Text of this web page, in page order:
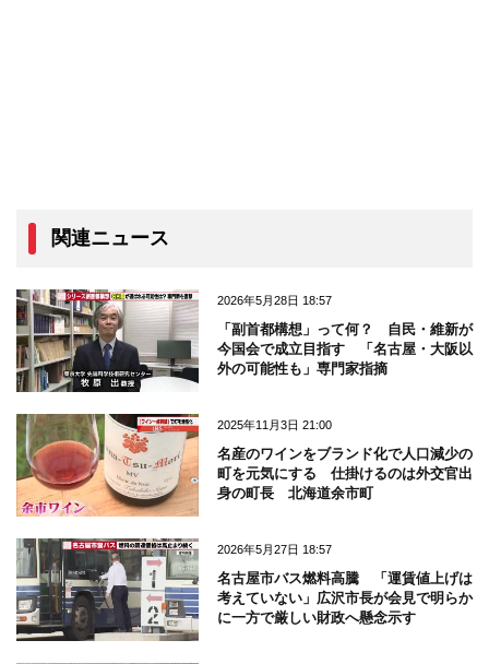
関連ニュース
2026年5月28日 18:57
「副首都構想」って何？ 自民・維新が
今国会で成立目指す 「名古屋・大阪以
外の可能性も」専門家指摘
2025年11月3日 21:00
名産のワインをブランド化で人口減少の
町を元気にする 仕掛けるのは外交官出
身の町長 北海道余市町
2026年5月27日 18:57
名古屋市バス燃料高騰 「運賃値上げは
考えていない」広沢市長が会見で明らか
に一方で厳しい財政へ懸念示す